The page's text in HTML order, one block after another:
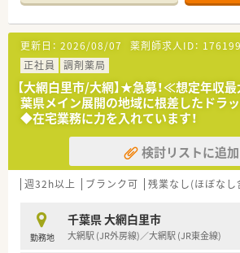
<こんな会社です>
■千葉県をメインに調剤店舗を約100店
■調剤薬局、ドラッグストア、予防事業、
フメディケーションから在宅医療まで地
ています。
■セルフメディケーションと在宅医療を
養士、ケアマネージャー、登録販売者な
在籍しており職種を超えた連携で地域の
ます。
■全店で分離申請となっており、調剤業
となっております。レジ打ちや品出しは
いない店舗への配属はございません。
なタイプの薬局があり、活躍の場が幅広
ご希望の方には在宅医療の分野などへ進
薬剤師としてスキルアップを目指してい
更新日： 2026/08/07 薬剤師求人ID： 176199
正社員
調剤薬局
【大網白里市/大網】★急募！≪想定年
葉県メイン展開の地域に根差したドラ
◆在宅業務に力を入れています！
検討リストに追加
週32h以上 ブランク可 残業なし(ほぼなし
勤務地
千葉県 大網白里市
大網駅 (JR外房線)／大網駅 (JR東金線)